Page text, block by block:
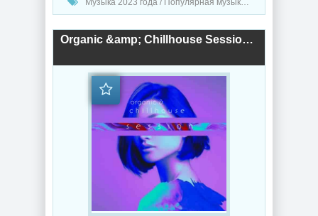
Музыка 2023 года / Популярная музыка / Хаус музыка / Музыка VA
Organic &amp; Chillhouse Session (2023) торрент